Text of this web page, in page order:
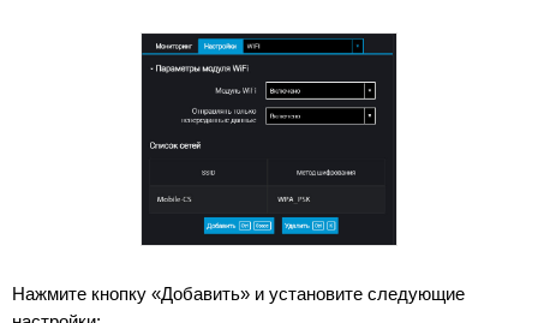
Нажмите кнопку «Добавить» и установите следующие